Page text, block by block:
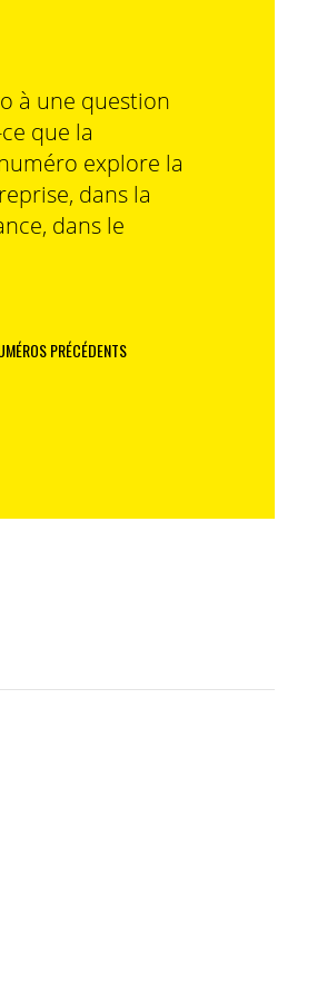
à une question
que la
explore la
dans la
dans le
PRÉCÉDENTS